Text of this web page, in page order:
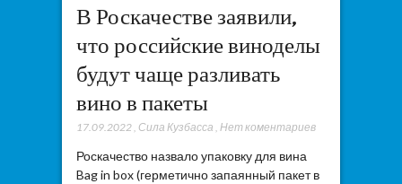
В Роскачестве заявили,
что российские виноделы
будут чаще разливать
вино в пакеты
17.09.2022, Сила Кузбасса Нет коментариев
Роскачество назвало упаковку для вина
Bag in box (герметично запаянный пакет в